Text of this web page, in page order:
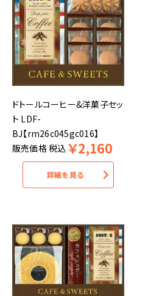
ドトールコーヒー&洋菓子セッ
ト LDF-
BJ【rm26c045gc016】
販売価格税込 ￥2,160
詳細を見る